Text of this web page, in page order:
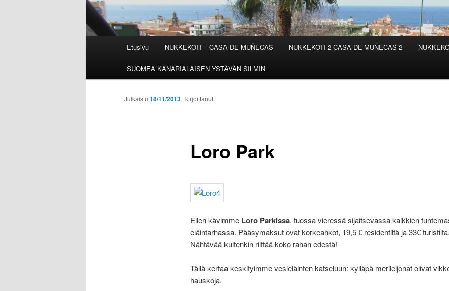
Etusivu NUKKEKOTI – CASA DE MUÑECAS NUKKEKOTI 2-CASA DE MUÑECAS 2
SUOMEA KANARIALAISEN YSTÄVÄN SILMIN
Loro Park
Julkaistu 18/11/2013 , kirjoittanut
Eilen kävimme Loro Parkissa, tuossa vieressä sijaitsevassa kaikkien
eläintarhassa. Pääsymaksut ovat korkeahkot, 19,5 € residentiltä ja 33€ turistilta.
Nähtävää kuitenkin riittää koko rahan edestä!
Tällä kertaa keskityimme vesieläinten katseluun: kylläpä merileijonat olivat
hauskoja.